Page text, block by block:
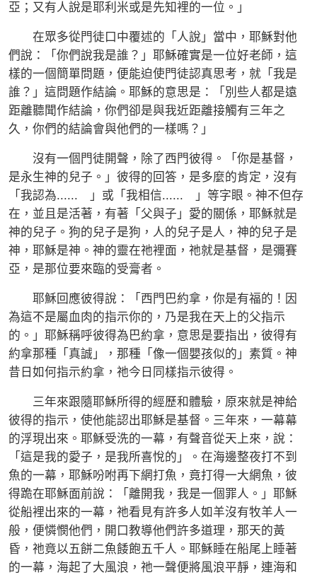
亞；又有人說是耶利米或是先知裡的一位。」
在眾多從門徒口中覆述的「人說」當中，耶穌對他
們說：「你們說我是誰？」耶穌確實是一位好老師，這
樣的一個簡單問題，便能迫使門徒認真思考，就「我是
誰？」這問題作結論。耶穌的意思是：「別些人都是遠
距離聽聞作結論，你們卻是與我近距離接觸有三年之
久，你們的結論會與他們的一樣嗎？」
沒有一個門徒開聲，除了西門彼得。「你是基督，
是永生神的兒子。」彼得的回答，是多麼的肯定，沒有
「我認為...... 」或「我相信...... 」等字眼。神不但存
在，並且是活著，有著「父與子」愛的關係，耶穌就是
神的兒子。狗的兒子是狗，人的兒子是人，神的兒子是
神，耶穌是神。神的靈在祂裡面，祂就是基督，是彌賽
亞，是那位要來臨的受膏者。
耶穌回應彼得說：「西門巴約拿，你是有福的！因
為這不是屬血肉的指示你的，乃是我在天上的父指示
的。」耶穌稱呼彼得為巴約拿，意思是要指出，彼得有
約拿那種「真誠」，那種「像一個嬰孩似的」素質。神
昔日如何指示約拿，祂今日同樣指示彼得。
三年來跟隨耶穌所得的經歷和體驗，原來就是神給
彼得的指示，使他能認出耶穌是基督。三年來，一幕幕
的浮現出來。耶穌受洗的一幕，有聲音從天上來，說：
「這是我的愛子，是我所喜悅的」。在海邊整夜打不到
魚的一幕，耶穌吩咐再下網打魚，竟打得一大網魚，彼
得跪在耶穌面前說：「離開我，我是一個罪人。」耶穌
從船裡出來的一幕，祂看見有許多人如羊沒有牧羊人一
般，便憐憫他們，開口教導他們許多道理，那天的黃
昏，祂竟以五餅二魚餧飽五千人。耶穌睡在船尾上睡著
的一幕，海起了大風浪，祂一聲便將風浪平靜，連海和